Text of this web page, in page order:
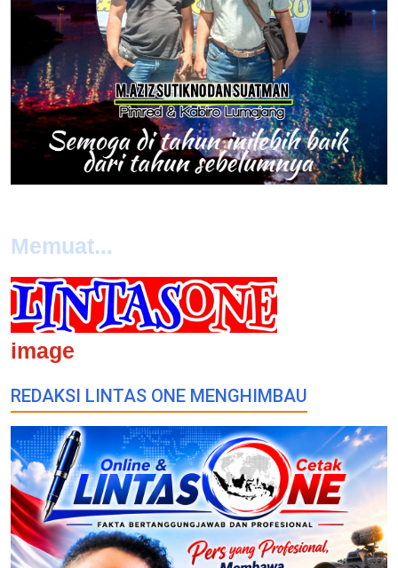
Memuat...
image
REDAKSI LINTAS ONE MENGHIMBAU